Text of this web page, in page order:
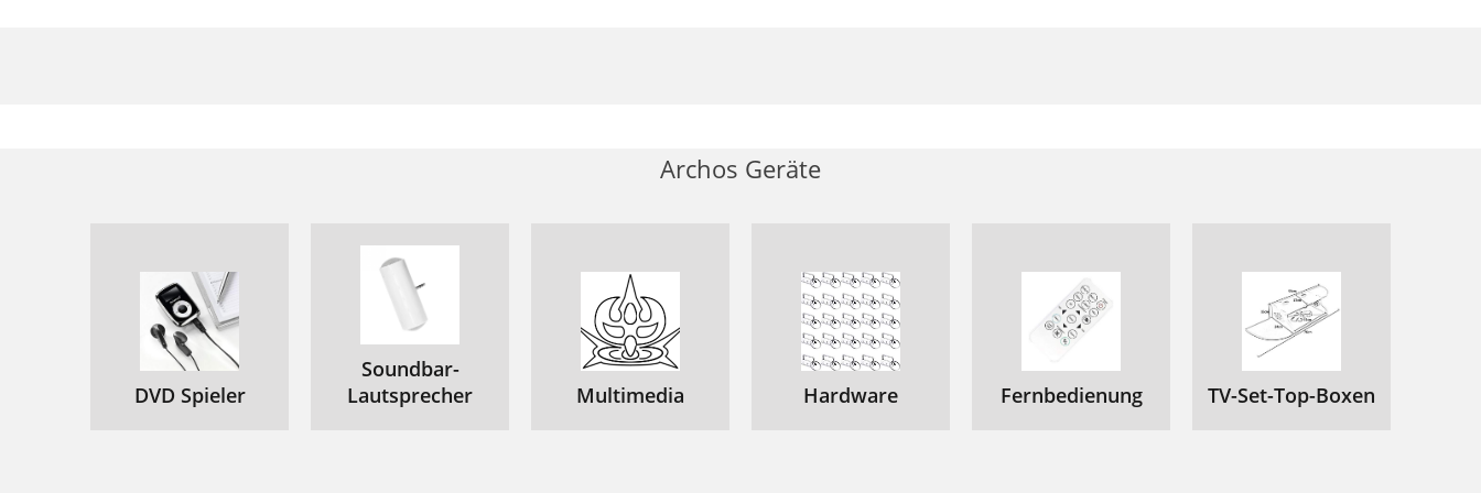
Archos Geräte
DVD Spieler
Soundbar-
Lautsprecher
Multimedia Hardware Fernbedienung TV-Set-Top-Boxen